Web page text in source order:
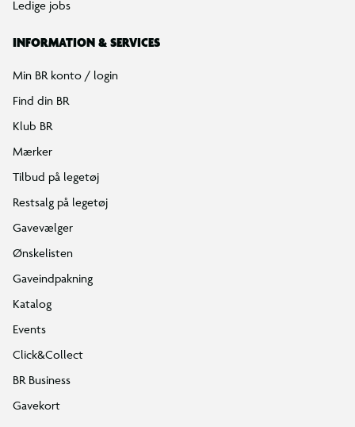
Ledige jobs
INFORMATION & SERVICES
Min BR konto / login
Find din BR
Klub BR
Mærker
Tilbud på legetøj
Restsalg på legetøj
Gavevælger
Ønskelisten
Gaveindpakning
Katalog
Events
Click&Collect
BR Business
Gavekort